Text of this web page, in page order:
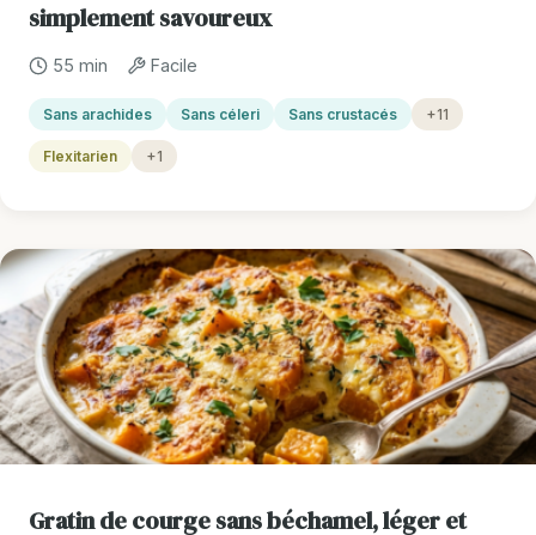
simplement savoureux
55 min Facile
Sans arachides Sans céleri Sans crustacés +11
Flexitarien +1
Gratin de courge sans béchamel, léger et